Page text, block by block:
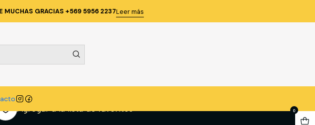
0
MUCHAS GRACIAS +569 5956 2237Leer más
CHAQUETA CUERO T-L GETPRO
CHAQUETA CUERO T-L GETPRO
Agregar a la lista de favoritos